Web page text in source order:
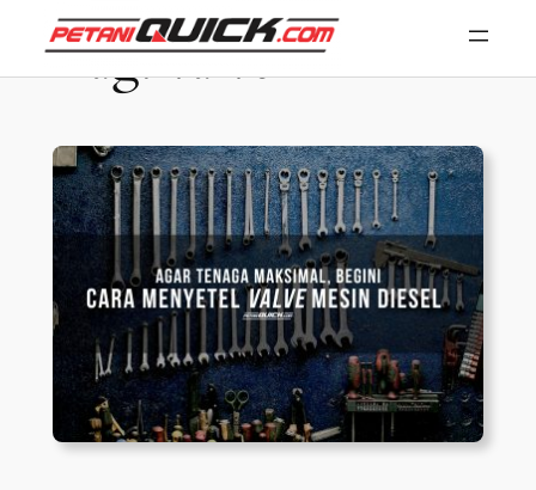
Tag:valve